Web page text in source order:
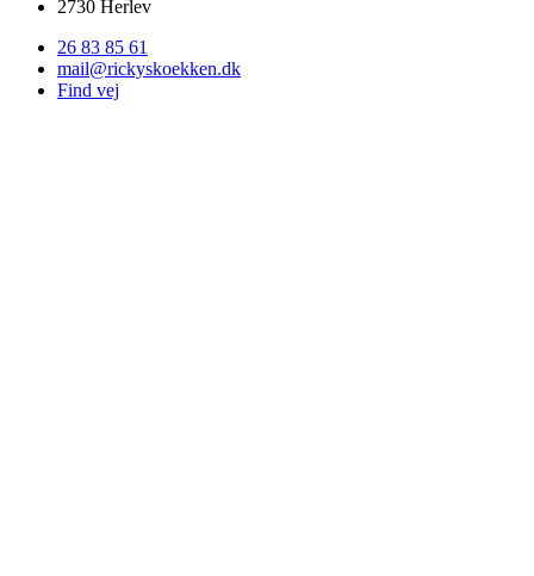
2730 Herlev
26 83 85 61
mail@rickyskoekken.dk
Find vej